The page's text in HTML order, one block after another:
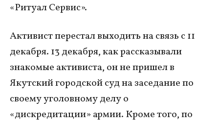
«Ритуал Сервис».
Активист перестал выходить на связь с 11
декабря. 13 декабря, как рассказывали
знакомые активиста, он не пришел в
Якутский городской суд на заседание по
своему уголовному делу о
«дискредитации» армии. Кроме того, по